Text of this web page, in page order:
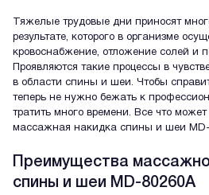
Тяжелые трудовые дни приносят
результате, которого в организме
кровоснабжение, отложение солей и
Проявляются такие процессы в
в области спины и шеи. Чтобы
теперь не нужно бежать к
тратить много времени. Все что может
массажная накидка спины и шеи MD-
Преимущества
спины и шеи MD-80260A